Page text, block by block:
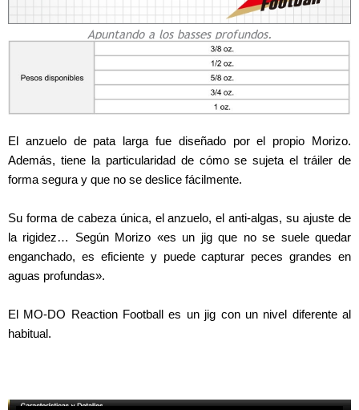
Apuntando a los basses profundos.
El anzuelo de pata larga fue diseñado por el propio Morizo.
Además, tiene la particularidad de cómo se sujeta el tráiler de
forma segura y que no se deslice fácilmente.
Su forma de cabeza única, el anzuelo, el anti-algas, su ajuste de
la rigidez… Según Morizo «es un jig que no se suele quedar
enganchado, es eficiente y puede capturar peces grandes en
aguas profundas».
El MO-DO Reaction Football es un jig con un nivel diferente al
habitual.